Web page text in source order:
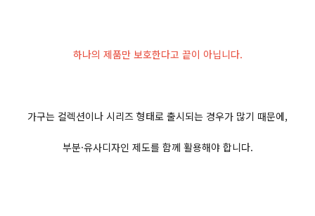
하나의 제품만 보호한다고 끝이 아닙니다.
가구는 컬렉션이나 시리즈 형태로 출시되는 경우가 많기 때문에,
부분·유사디자인 제도를 함께 활용해야 합니다.